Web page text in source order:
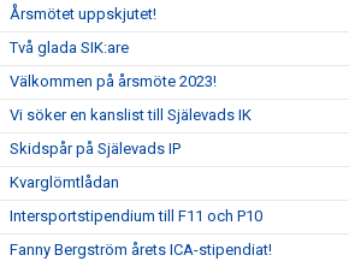
Årsmötet uppskjutet!
Två glada SIK:are
Välkommen på årsmöte 2023!
Vi söker en kanslist till Själevads IK
Skidspår på Själevads IP
Kvarglömtlådan
Intersportstipendium till F11 och P10
Fanny Bergström årets ICA-stipendiat!